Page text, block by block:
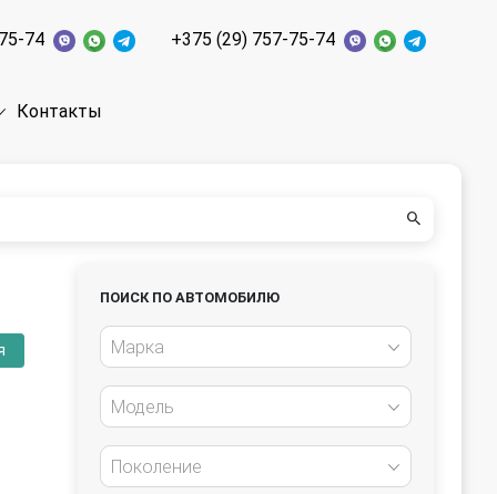
74 +375 (29) 757-75-74
Контакты
ПОИСК ПО АВТОМОБИЛЮ
Марка
Модель
Поколение